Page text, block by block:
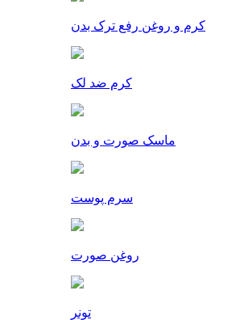
کرم و روغن رفع ترک بدن
کرم ضد لک
ماسک صورت و بدن
سرم پوست
روغن صورت
تونر